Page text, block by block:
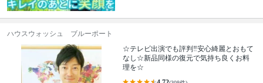
ハウスウォッシュ ブルーポート
☆テレビ出演でも評判‼安心綺麗とおもて
なし☆新品同様の復元で気持ち良くお料
理を☆